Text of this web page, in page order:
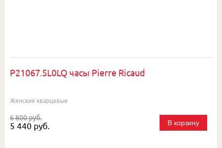
P21067.5L0LQ часы Pierre Ricaud
Женские кварцевые
6 800 руб.
5 440 руб. В корзину